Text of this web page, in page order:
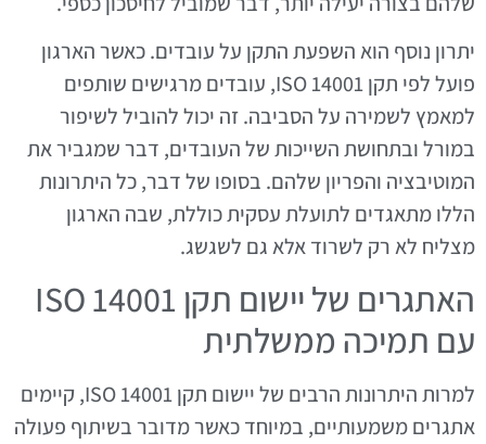
יתרון נוסף הוא השפעת התקן על עובדים. כאשר הארגון
פועל לפי תקן ISO 14001, עובדים מרגישים שותפים
למאמץ לשמירה על הסביבה. זה יכול להוביל לשיפור
במורל ובתחושת השייכות של העובדים, דבר שמגביר את
המוטיבציה והפריון שלהם. בסופו של דבר, כל היתרונות
הללו מתאגדים לתועלת עסקית כוללת, שבה הארגון
מצליח לא רק לשרוד אלא גם לשגשג.
האתגרים של יישום תקן ISO 14001
עם תמיכה ממשלתית
למרות היתרונות הרבים של יישום תקן ISO 14001, קיימים
אתגרים משמעותיים, במיוחד כאשר מדובר בשיתוף פעולה